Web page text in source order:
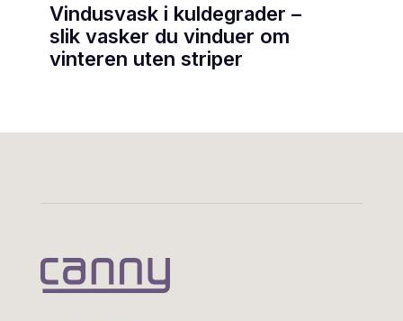
Vindusvask i kuldegrader –
slik vasker du vinduer om
vinteren uten striper